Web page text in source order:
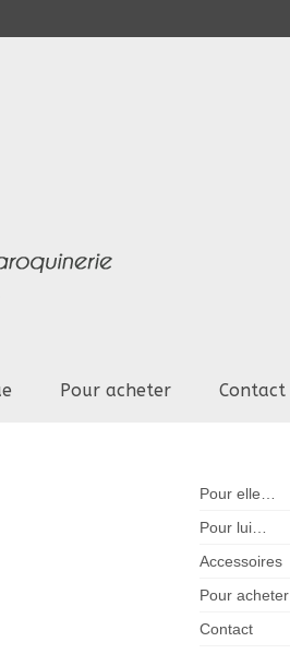
Pour acheter Contact
Pour elle…
Pour lui…
Accessoires
Pour acheter
Contact